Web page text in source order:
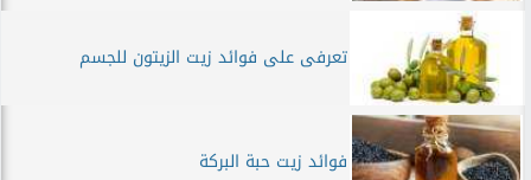
تعرفى على فوائد زيت الزيتون للجسم
فوائد زيت حبة البركة